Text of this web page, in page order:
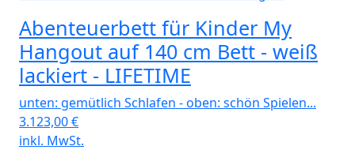
Abenteuerbett für Kinder My
Hangout auf 140 cm Bett - weiß
lackiert - LIFETIME
unten: gemütlich Schlafen - oben: schön Spielen...
3.123,00€
inkl. MwSt.